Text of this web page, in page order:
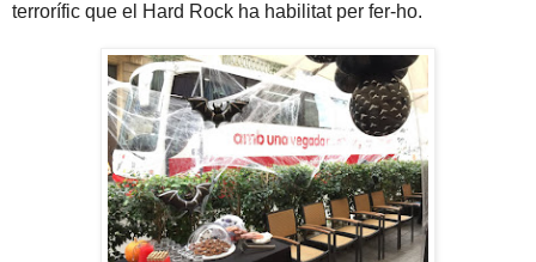
terrorífic que el Hard Rock ha habilitat per fer-ho.